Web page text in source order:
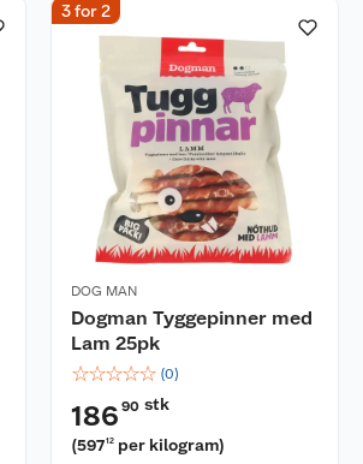
3 for 2
DOG MAN
Dogman Tyggepinner med
Lam 25pk
☆☆☆☆☆ (0)
186 90 stk
(59712 per kilogram)